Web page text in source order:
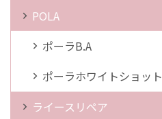
POLA
ポーラB.A
ポーラホワイトショット
ライースリペア